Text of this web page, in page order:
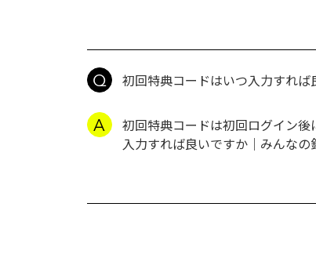
初回特典コードはいつ入力すれば
初回特典コードは初回ログイン
入力すれば良いですか｜みんなの